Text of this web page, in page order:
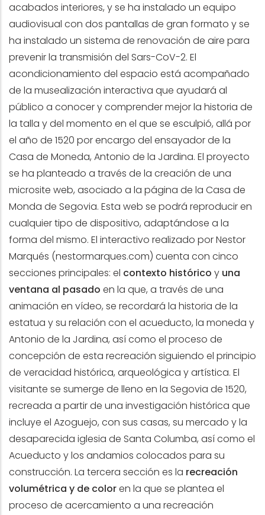
acabados interiores, y se ha instalado un equipo
audiovisual con dos pantallas de gran formato y se
ha instalado un sistema de renovación de aire para
prevenir la transmisión del Sars-CoV-2. El
acondicionamiento del espacio está acompañado
de la musealización interactiva que ayudará al
público a conocer y comprender mejor la historia de
la talla y del momento en el que se esculpió, allá por
el año de 1520 por encargo del ensayador de la
Casa de Moneda, Antonio de la Jardina. El proyecto
se ha planteado a través de la creación de una
microsite web, asociado a la página de la Casa de
Monda de Segovia. Esta web se podrá reproducir en
cualquier tipo de dispositivo, adaptándose a la
forma del mismo. El interactivo realizado por Nestor
Marqués (nestormarques.com) cuenta con cinco
secciones principales: el contexto histórico y una
ventana al pasado en la que, a través de una
animación en vídeo, se recordará la historia de la
estatua y su relación con el acueducto, la moneda y
Antonio de la Jardina, así como el proceso de
concepción de esta recreación siguiendo el principio
de veracidad histórica, arqueológica y artística. El
visitante se sumerge de lleno en la Segovia de 1520,
recreada a partir de una investigación histórica que
incluye el Azoguejo, con sus casas, su mercado y la
desaparecida iglesia de Santa Columba, así como el
Acueducto y los andamios colocados para su
construcción. La tercera sección es la recreación
volumétrica y de coloren la que se plantea el
proceso de acercamiento a una recreación